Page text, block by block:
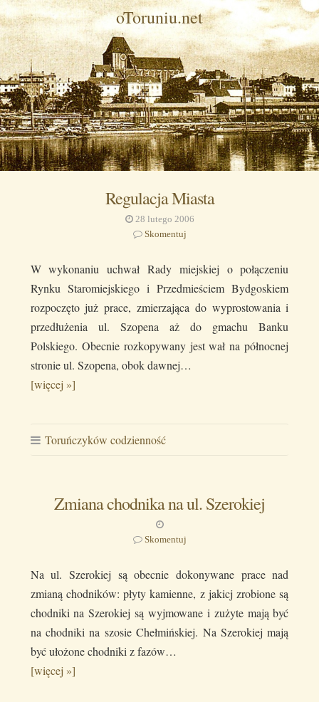
oToruniu.net
Regulacja Miasta
28 lutego 2006
Skomentuj
W wykonaniu uchwał Rady miejskiej o połączeniu
Rynku Staromiejskiego i Przedmieściem Bydgoskiem
rozpoczęto już prace, zmierzająca do wyprostowania i
przedłużenia ul. Szopena aż do gmachu Banku
Polskiego. Obecnie rozkopywany jest wał na północnej
stronie ul. Szopena, obok dawnej…
[więcej »]
Toruńczyków codzienność
Zmiana chodnika na ul. Szerokiej
Skomentuj
Na ul. Szerokiej są obecnie dokonywane prace nad
zmianą chodników: płyty kamienne, z jakicj zrobione są
chodniki na Szerokiej są wyjmowane i zużyte mają być
na chodniki na szosie Chełmińskiej. Na Szerokiej mają
być ułożone chodniki z fazów…
[więcej »]